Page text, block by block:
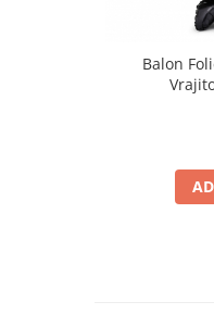
Balon